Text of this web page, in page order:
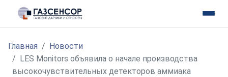
Главная
Новости
LES Monitors объявила о начале производства
высокочувствительных детекторов аммиака